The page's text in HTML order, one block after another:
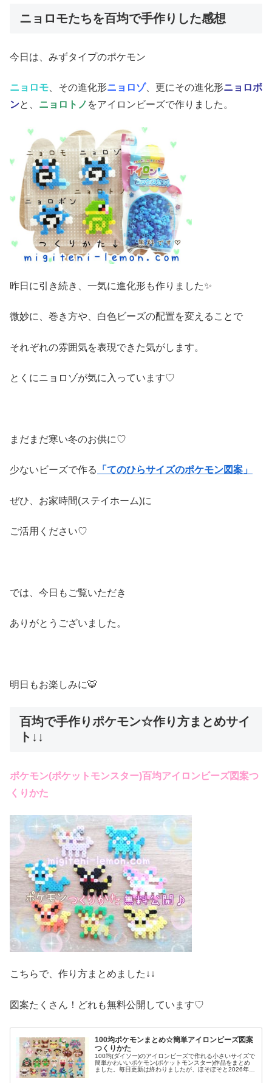
ニョロモたちを百均で手作りした感想
今日は、みずタイプのポケモン
ニョロモ 、その進化形ニョロゾ、更にその進化形ニョロボ
ンと、 ニョロトノ をアイロンビーズで作りました。
昨日に引き続き、一気に進化形も作りました✨
微妙に、巻き方や、白色ビーズの配置を変えることで
それぞれの雰囲気を表現できた気がします。
とくにニョロゾが気に入っています♡
まだまだ寒い冬のお供に♡
少ないビーズで作る 「てのひらサイズのポケモン図案」
ぜひ、お家時間(ステイホーム)に
ご活用ください♡
では、今日もご覧いただき
ありがとうございました。
明日もお楽しみに🐯
百均で手作りポケモン☆作り方まとめサイ
ト↓↓
ポケモン(ポケットモンスター)百均アイロンビーズ図案つ
くりかた
こちらで、作り方まとめました↓↓
図案たくさん！どれも無料公開しています♡
100均ポケモンまとめ☆簡単アイロンビーズ図案
つくりかた
100均(ダイソー)のアイロンビーズで作れる小さいサイズで
簡単かわいいポケモン(ポケットモンスター)作品をまとめ
ました。毎日更新は終わりましたが、ほそぼそと2026年も